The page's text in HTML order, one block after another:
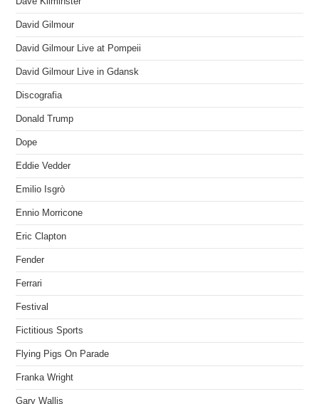
David Gilmour
David Gilmour Live at Pompeii
David Gilmour Live in Gdansk
Discografia
Donald Trump
Dope
Eddie Vedder
Emilio Isgrò
Ennio Morricone
Eric Clapton
Fender
Ferrari
Festival
Fictitious Sports
Flying Pigs On Parade
Franka Wright
Gary Wallis